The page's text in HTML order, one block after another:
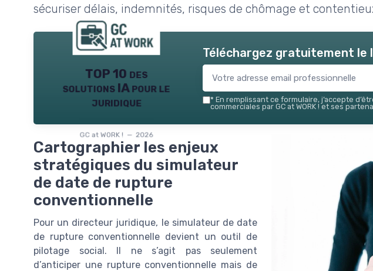
sécuriser délais, indemnités, risques de chômage et
TOP 10 des
solutions IA pour le
juridique
GC at WORK ! — 2026
Téléchargez gratuitement le
* En remplissant ce formulaire, j’accepte
commerciales par GC at WORK ! et ses
Cartographier les enjeux
stratégiques du simulateur
de date de rupture
conventionnelle
Pour un directeur juridique, le simulateur de date
de rupture conventionnelle devient un outil de
pilotage social. Il ne s’agit pas seulement
d’anticiper une rupture conventionnelle mais de